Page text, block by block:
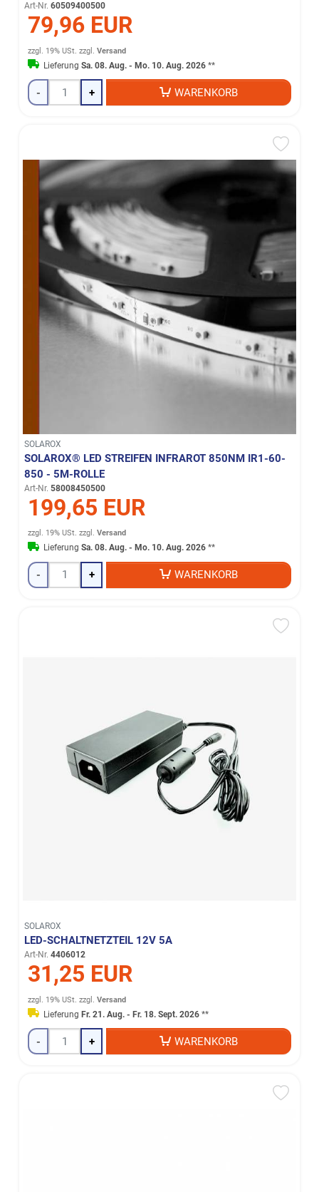
Art-Nr. 60509400500
79,96 EUR
zzgl. 19% USt. zzgl.Versand
LieferungSa. 08. Aug. - Mo. 10. Aug. 2026 **
- + WARENKORB
SOLAROX
SOLAROX® LED STREIFEN INFRAROT 850NM IR1-60-
850 - 5M-ROLLE
Art-Nr. 58008450500
199,65 EUR
zzgl. 19% USt. zzgl.Versand
LieferungSa. 08. Aug. - Mo. 10. Aug. 2026 **
- + WARENKORB
SOLAROX
LED-SCHALTNETZTEIL 12V 5A
Art-Nr. 4406012
31,25 EUR
zzgl. 19% USt. zzgl.Versand
LieferungFr. 21. Aug. - Fr. 18. Sept. 2026 **
- + WARENKORB